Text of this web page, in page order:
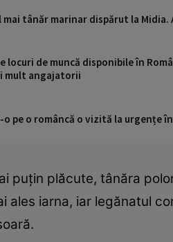
mai tânăr marinar dispărut la Midia.
locuri de muncă disponibile în
mult angajatorii
pe o româncă o vizită la urgențe
puțin plăcute, tânăra
ales iarna, iar legănatul